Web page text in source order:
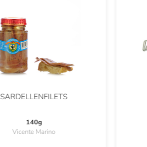
SARDELLENFILETS
140g
Vicente Marino